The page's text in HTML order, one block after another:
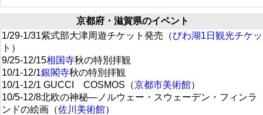
京都府・滋賀県のイベント
1/29-1/31紫式部大津周遊チケット発売（びわ湖1日観光チケッ
ト ）
9/25-12/15相国寺秋の特別拝観
10/1-12/1銀閣寺秋の特別拝観
10/1-12/1 GUCCI COSMOS（京都市美術館）
10/5-12/8北欧の神秘―ノルウェー・スウェーデン・フィンラ
ンドの絵画（佐川美術館）